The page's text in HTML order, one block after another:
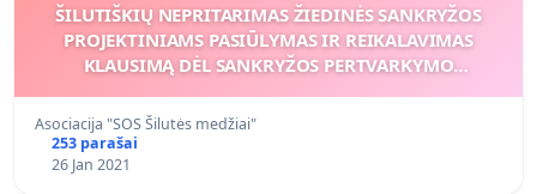
ŠILUTIŠKIŲ NEPRITARIMAS ŽIEDINĖS SANKRYŽOS
PROJEKTINIAMS PASIŪLYMAS IR REIKALAVIMAS
KLAUSIMĄ DĖL SANKRYŽOS PERTVARKYMO
Asociacija "SOS Šilutės medžiai"
253 parašai
26 Jan 2021